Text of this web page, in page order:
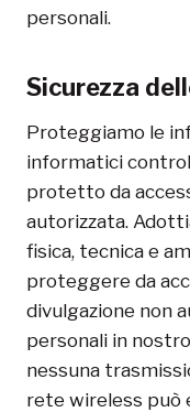
personali.
Sicurezza
Proteggiamo le
informatici
protetto da
autorizzata.
fisica, tecnica e
proteggere da
divulgazione non
personali in
nessuna
rete wireless può